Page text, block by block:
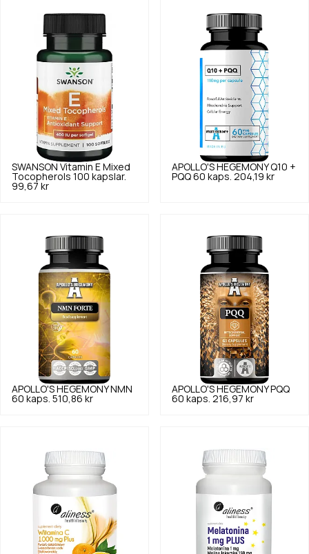
SWANSON Vitamin E Mixed
Tocopherols 100 kapslar.
99,67 kr
APOLLO'S HEGEMONY Q10 +
PQQ 60 kaps. 204,19 kr
APOLLO'S HEGEMONY NMN
60 kaps. 510,86 kr
APOLLO'S HEGEMONY PQQ
60 kaps. 216,97 kr